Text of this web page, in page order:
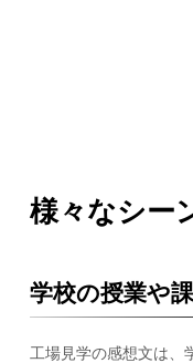
様々なシー
学校の授業や
工場見学の感想文は、